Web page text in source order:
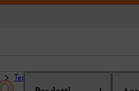
Tecnologia a batteria STIHL